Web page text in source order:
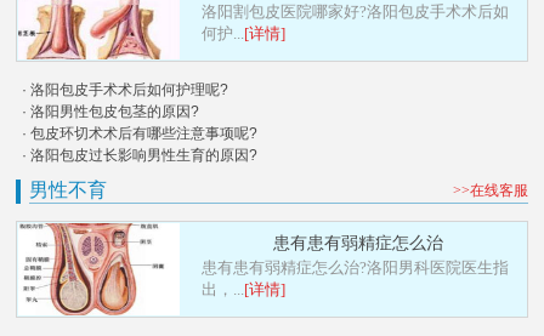
洛阳割包皮医院哪家好?洛阳包皮手术术后如
何护... [详情]
· 洛阳包皮手术术后如何护理呢?
· 洛阳男性包皮包茎的原因?
· 包皮环切术术后有哪些注意事项呢?
· 洛阳包皮过长影响男性生育的原因?
男性不育 >>在线客服
患有患有弱精症怎么治
患有患有弱精症怎么治?洛阳男科医院医生指
出，... [详情]